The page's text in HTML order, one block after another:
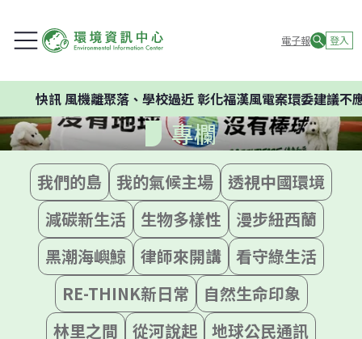
電子報 登入
快訊風機離聚落、學校過近 彰化福漢風電案環委建議不應開
專欄
我們的島 我的氣候主場
透視中國環境
減碳新生活
生物多樣性
漫步紐西蘭
黑潮海嶼鯨
律師來開講
看守綠生活
RE-THINK新日常
自然生命印象
林里之間
從河說起
地球公民通訊